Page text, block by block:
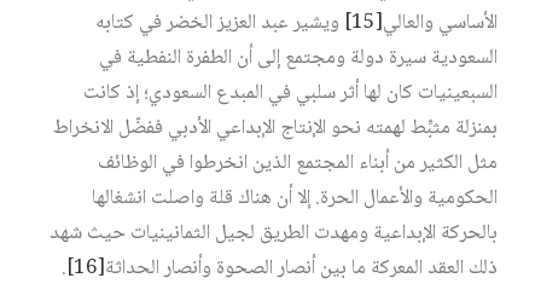
الأساسي والعالي‏[15]
ويشير عبد العزيز الخضر في كتابه
السعودية سيرة دولة ومجتمع إلى أن الطفرة النفطية في
السبعينيات كان لها أثر سلبي في المبدع السعودي؛ إذ كانت
بمنزلة مثبِّط لهمته نحو الإنتاج الإبداعي الأدبي ففضّل الانخراط
مثل الكثير من أبناء المجتمع الذين انخرطوا في الوظائف
الحكومية والأعمال الحرة. إلا أن هناك قلة واصلت انشغالها
بالحركة الإبداعية ومهدت الطريق لجيل الثمانينيات حيث شهد
ذلك العقد المعركة ما بين أنصار الصحوة وأنصار الحداثة‏[16]
.